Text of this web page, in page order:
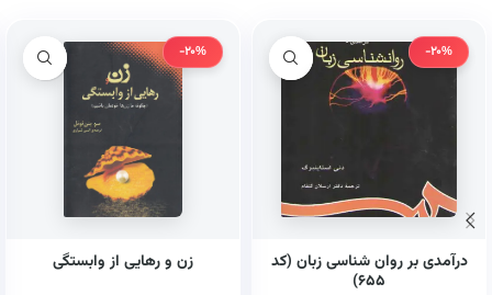
-20%
درآمدی بر روان شناسی زبان (کد
۶۵۵)
-20%
زن و رهایی از وابستگی